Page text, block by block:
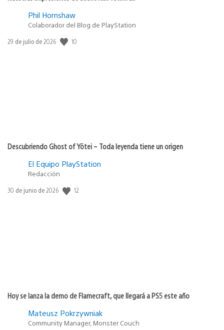
Phil Hornshaw
Colaborador del Blog de PlayStation
Fecha
29 de julio de 2026 10
Descubriendo Ghost of Yōtei – Toda leyenda tiene un origen
El Equipo PlayStation
Redacción
Fecha
30 de junio de 2026 12
Hoy se lanza la demo de Flamecraft, que llegará a PS5 este año
Mateusz Pokrzywniak
Community Manager, Monster Couch